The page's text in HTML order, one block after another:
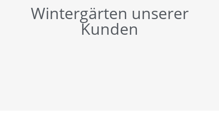
Wintergärten unserer
Kunden